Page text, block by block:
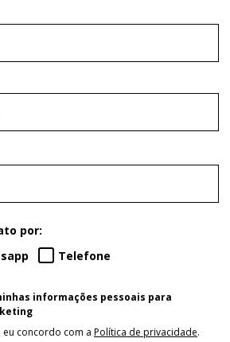
por:
Telefone
informações pessoais para
concordo com a Política de privacidade.